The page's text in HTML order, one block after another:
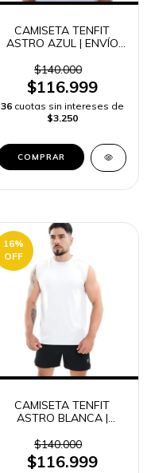
CAMISETA TENFIT
ASTRO AZUL | ENVÍO
$140.000
$116.999
36 cuotas sin intereses de
$3.250
COMPRAR
16%
OFF
CAMISETA TENFIT
ASTRO BLANCA |
$140.000
$116.999